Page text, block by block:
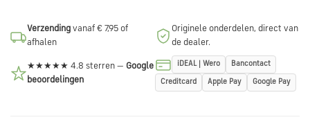
Retourinformatie
Verzending vanaf € 7,95 of
afhalen
Originele onderdelen, direct van
de dealer.
★★★★★ 4.8 sterren — Google
beoordelingen
iDEAL | Wero Bancontact
Creditcard Apple Pay Google Pay